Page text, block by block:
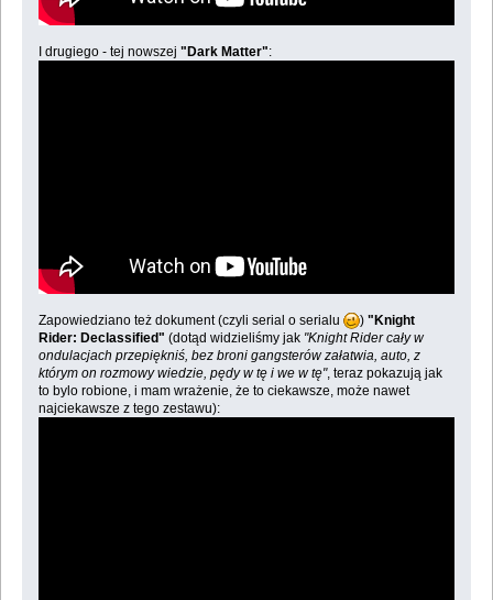
I drugiego - tej nowszej "Dark Matter":
Zapowiedziano też dokument (czyli serial o serialu ) "Knight
Rider: Declassified" (dotąd widzieliśmy jak "Knight Rider cały w
ondulacjach przepiękniś, bez broni gangsterów załatwia, auto, z
którym on rozmowy wiedzie, pędy w tę i we w tę", teraz pokazują jak
to bylo robione, i mam wrażenie, że to ciekawsze, może nawet
najciekawsze z tego zestawu):